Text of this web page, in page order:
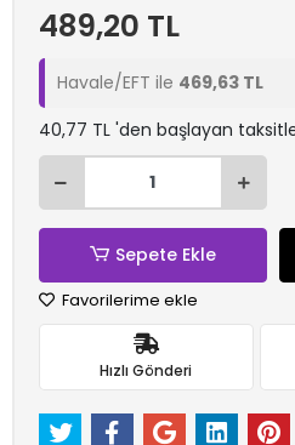
489,20 TL
Havale/EFT ile 469,63 TL
40,77 TL 'den başlayan
Sepete Ekle
Favorilerime ekle
Hızlı Gönderi